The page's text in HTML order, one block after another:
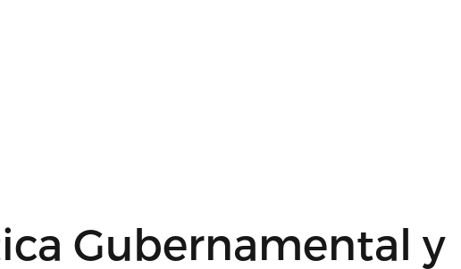
Gubernamental y